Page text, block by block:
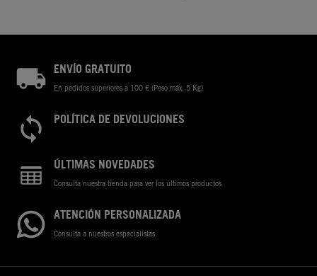
ENVÍO GRATUITO
En pedidos superiores a 100 € (Peso máx. 5 Kg)
POLÍTICA DE DEVOLUCIONES
ÚLTIMAS NOVEDADES
Consulta nuestra tienda para ver los últimos productos
ATENCIÓN PERSONALIZADA
Consulta a nuestros especialistas